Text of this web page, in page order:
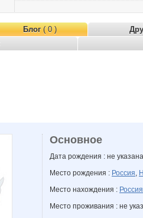
Блог( 0 )
Основное
Дата рождения : не указана
Место рождения : Россия,
Место нахождения : Россия
Место проживания : не